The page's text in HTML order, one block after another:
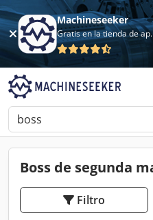
Machineseeker
Gratis en
Boss de segunda
Filtro